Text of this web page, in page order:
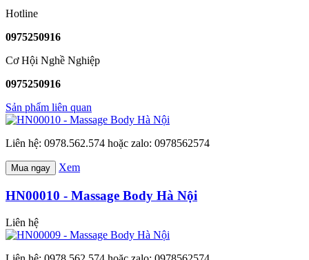
Hotline
0975250916
Cơ Hội Nghề Nghiệp
0975250916
Sản phẩm liên quan
Liên hệ: 0978.562.574 hoặc zalo: 0978562574
Mua ngay Xem
HN00010 - Massage Body Hà Nội
Liên hệ